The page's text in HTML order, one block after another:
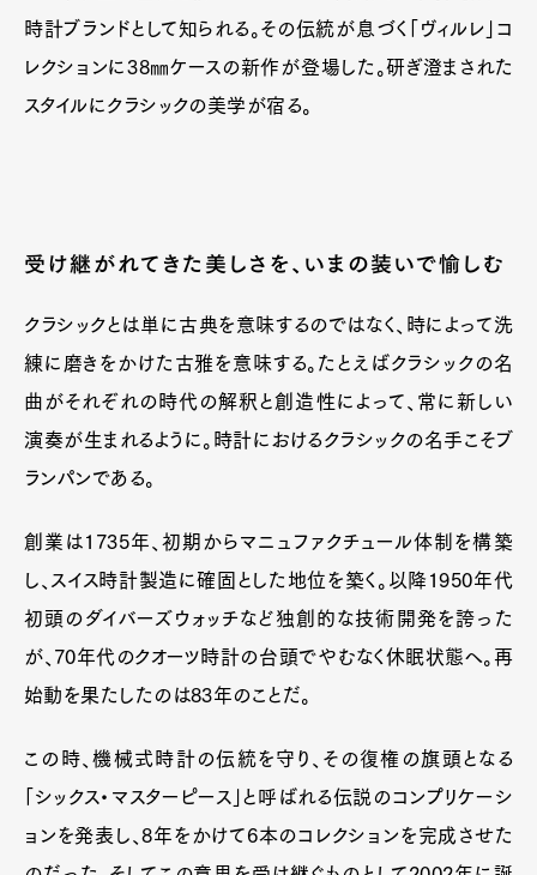
時計ブランドとして知られる。その伝統が息づく「ヴィルレ」コ
レクションに38㎜ケースの新作が登場した。研ぎ澄まされた
スタイルにクラシックの美学が宿る。
受け継がれてきた美しさを、いまの装いで愉しむ
クラシックとは単に古典を意味するのではなく、時によって洗
練に磨きをかけた古雅を意味する。たとえばクラシックの名
曲がそれぞれの時代の解釈と創造性によって、常に新しい
演奏が生まれるように。時計におけるクラシックの名手こそブ
ランパンである。
創業は1735年、初期からマニュファクチュール体制を構築
し、スイス時計製造に確固とした地位を築く。以降1950年代
初頭のダイバーズウォッチなど独創的な技術開発を誇った
が、70年代のクオーツ時計の台頭でやむなく休眠状態へ。再
始動を果たしたのは83年のことだ。
この時、機械式時計の伝統を守り、その復権の旗頭となる
「シックス・マスターピース」と呼ばれる伝説のコンプリケーシ
ョンを発表し、8年をかけて6本のコレクションを完成させた